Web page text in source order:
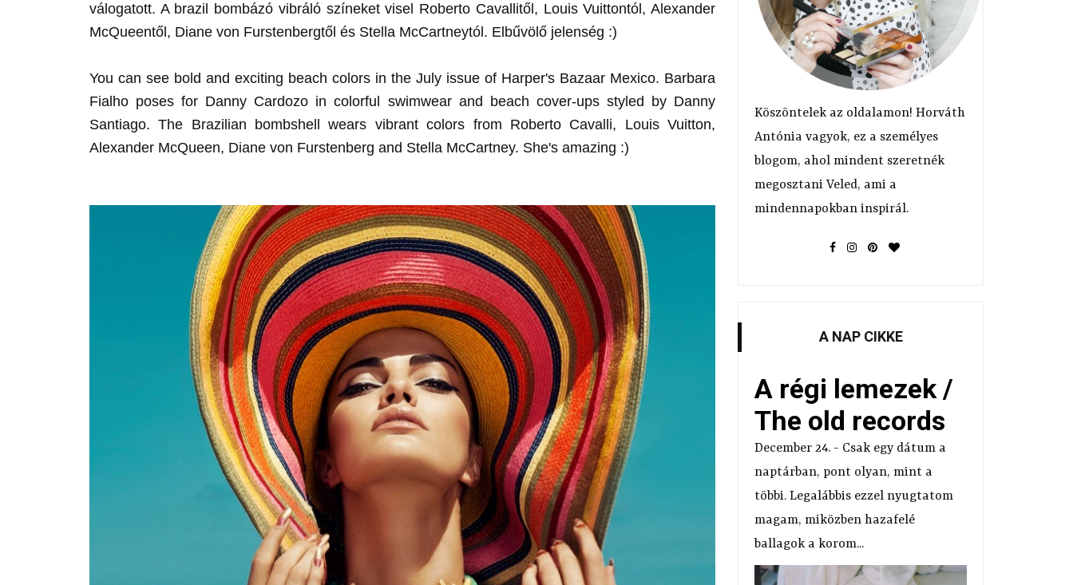
válogatott. A brazil bombázó vibráló színeket visel Roberto Cavallitől, Louis Vuittontól, Alexander
McQueentől, Diane von Furstenbergtől és Stella McCartneytól. Elbűvölő jelenség :)
You can see bold and exciting beach colors in the July issue of Harper's Bazaar Mexico. Barbara
Fialho poses for Danny Cardozo in colorful swimwear and beach cover-ups styled by Danny
Santiago. The Brazilian bombshell wears vibrant colors from Roberto Cavalli, Louis Vuitton,
Alexander McQueen, Diane von Furstenberg and Stella McCartney. She's amazing :)
Köszöntelek az oldalamon! Horváth
Antónia vagyok, ez a személyes
blogom, ahol mindent szeretnék
megosztani Veled, ami a
mindennapokban inspirál.
A NAP CIKKE
A régi lemezek /
The old records
December 24. - Csak egy dátum a
naptárban, pont olyan, mint a
többi. Legalábbis ezzel nyugtatom
magam, miközben hazafelé
ballagok a korom...